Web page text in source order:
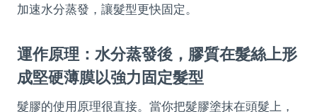
加速水分蒸發，讓髮型更快固定。
運作原理：水分蒸發後，膠質在髮絲上形
成堅硬薄膜以強力固定髮型
髮膠的使用原理很直接。當你把髮膠塗抹在頭髮上，